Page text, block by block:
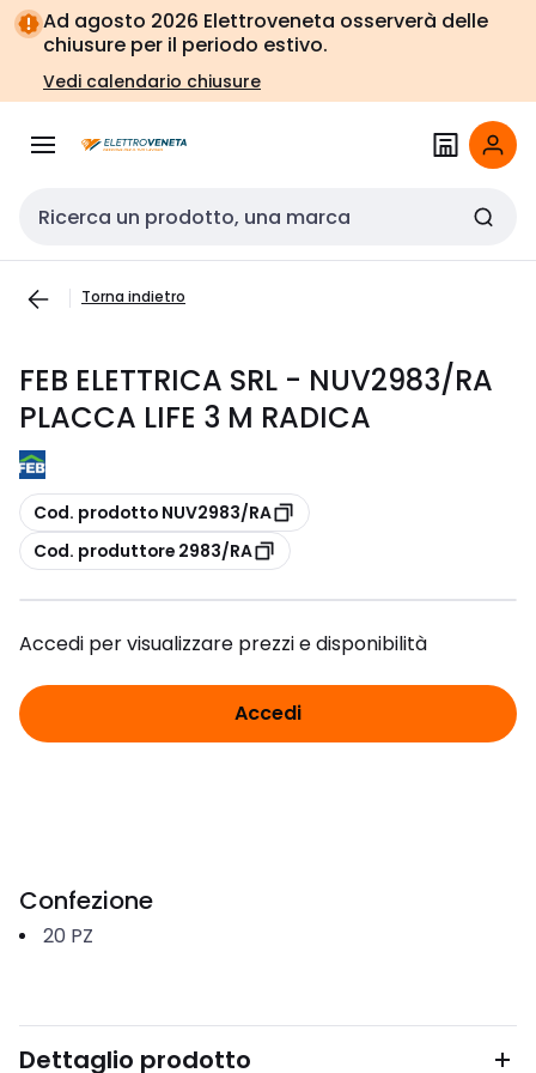
Vai alla
navigazione
Vai
alla
pagina
Ad agosto 2026 Elettroveneta osserverà delle
chiusure per il periodo estivo.
Vedi calendario chiusure
Cerca input
Torna indietro
FEB ELETTRICA SRL - NUV2983/RA
PLACCA LIFE 3 M RADICA
copia
Cod. prodotto NUV2983/RA
copia
Cod. produttore 2983/RA
Accedi per visualizzare prezzi e disponibilità
Accedi
Confezione
20 PZ
Dettaglio prodotto